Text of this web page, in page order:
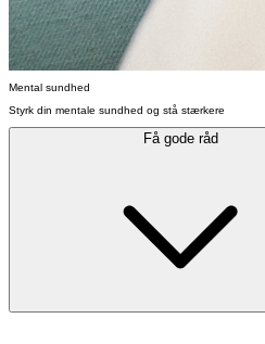
Mental sundhed
Styrk din mentale sundhed og stå stærkere
Få gode råd